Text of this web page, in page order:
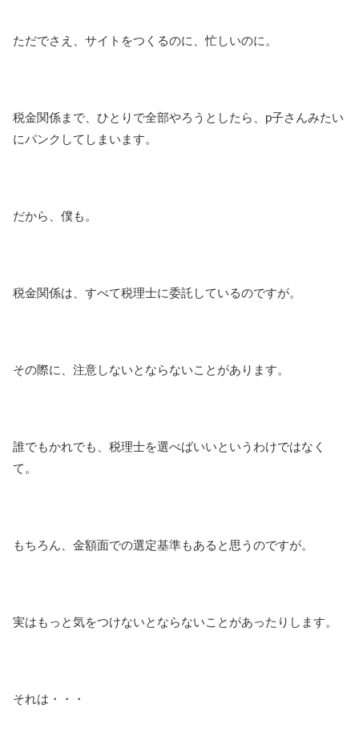
ただでさえ、サイトをつくるのに、忙しいのに。
税金関係まで、ひとりで全部やろうとしたら、p子さんみたい
にパンクしてしまいます。
だから、僕も。
税金関係は、すべて税理士に委託しているのですが。
その際に、注意しないとならないことがあります。
誰でもかれでも、税理士を選べばいいというわけではなく
て。
もちろん、金額面での選定基準もあると思うのですが。
実はもっと気をつけないとならないことがあったりします。
それは・・・